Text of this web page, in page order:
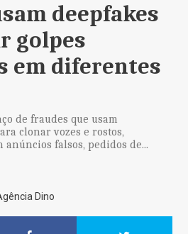
deepfakes
golpes
em diferentes
de fraudes que usam
clonar vozes e rostos,
falsos, pedidos de...
Dino